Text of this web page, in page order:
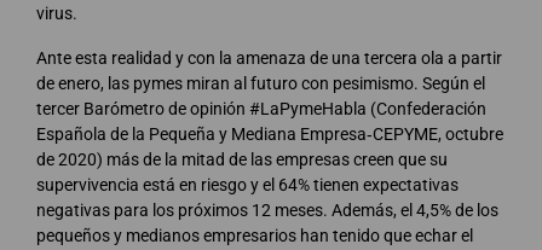
virus.
Ante esta realidad y con la amenaza de una tercera ola a partir
de enero, las pymes miran al futuro con pesimismo. Según el
tercer Barómetro de opinión #LaPymeHabla (Confederación
Española de la Pequeña y Mediana Empresa‐CEPYME, octubre
de 2020) más de la mitad de las empresas creen que su
supervivencia está en riesgo y el 64% tienen expectativas
negativas para los próximos 12 meses. Además, el 4,5% de los
pequeños y medianos empresarios han tenido que echar el